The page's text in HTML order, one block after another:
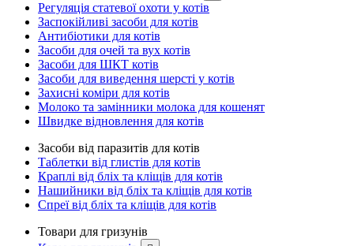
Регуляція статевої охоти у котів
Заспокійливі засоби для котів
Антибіотики для котів
Засоби для очей та вух котів
Засоби для ШКТ котів
Засоби для виведення шерсті у котів
Захисні коміри для котів
Молоко та замінники молока для кошенят
Швидке відновлення для котів
Засоби від паразитів для котів
Таблетки від глистів для котів
Краплі від бліх та кліщів для котів
Нашийники від бліх та кліщів для котів
Спреї від бліх та кліщів для котів
Товари для гризунів